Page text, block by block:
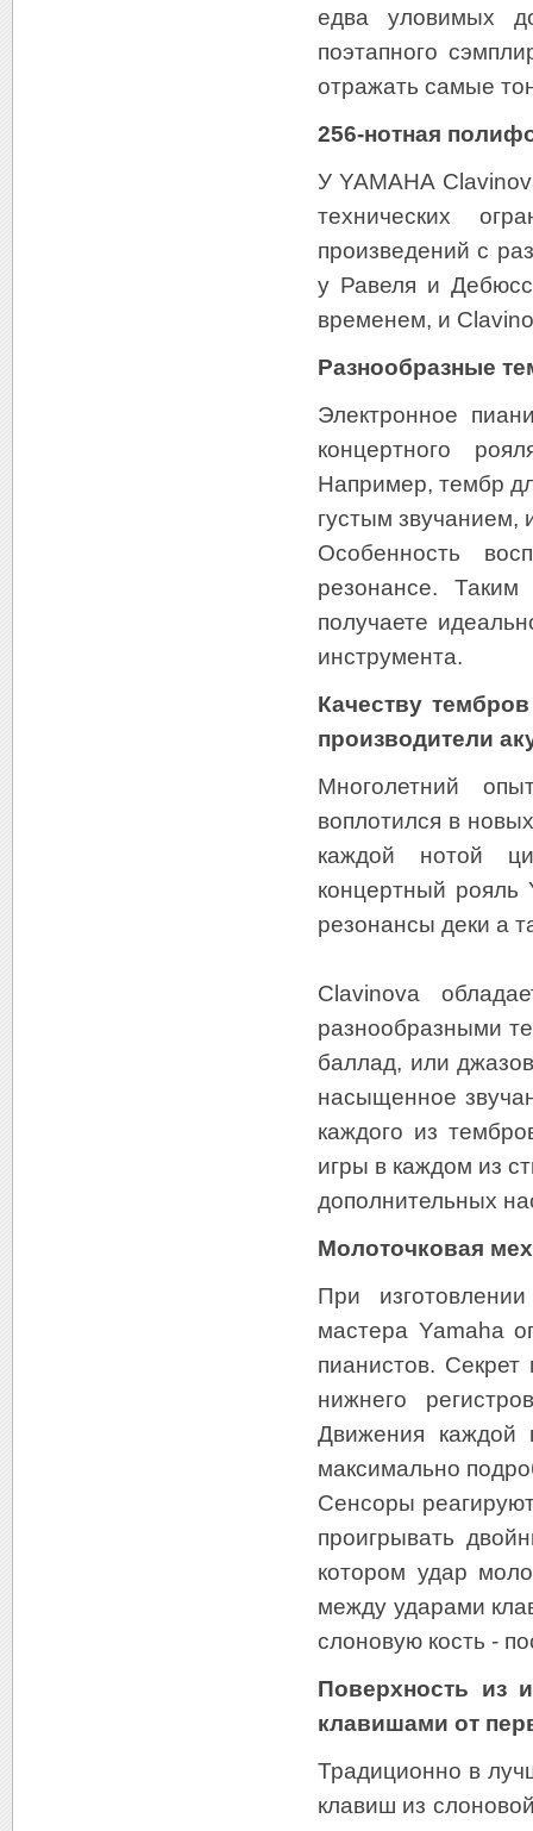
едва уловимых
поэтапного
отражать самые
256-нотная
У YAMAHA
технических
произведений с
у Равеля и
временем, и
Разнообразные
Электронное
концертного
Например, тембр
густым звучанием,
Особенность
резонансе.
получаете
инструмента.
Качеству
производители
Многолетний
воплотился в
каждой нотой
концертный рояль
резонансы деки а
Clavinova
разнообразными
баллад, или
насыщенное
каждого из
игры в каждом из
дополнительных
Молоточковая
При
мастера Yamaha
пианистов.
нижнего
Движения каждой
максимально
Сенсоры
проигрывать
котором удар
между ударами
слоновую кость -
Поверхность из
клавишами от
Традиционно в
клавиш из